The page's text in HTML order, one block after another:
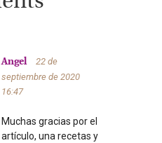
Angel
22 de
septiembre de 2020
16:47
Muchas gracias por el
artículo, una recetas y